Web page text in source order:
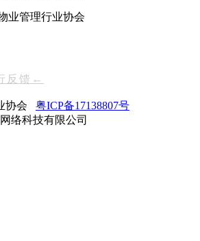
业管理行业协会
反馈←
协会 粤ICP备17138807号
络科技有限公司